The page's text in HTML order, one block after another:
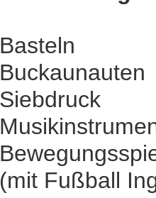
Basteln
Buckaunauten
Siebdruck
(mit Fußball